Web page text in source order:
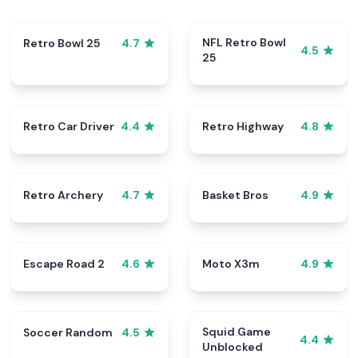
Retro Bowl 25 4.7
NFL Retro Bowl
25
4.5
Retro Car Driver 4.4 Retro Highway 4.8
Retro Archery 4.7 Basket Bros 4.9
Escape Road 2 4.6 Moto X3m 4.9
Soccer Random 4.5
Squid Game
Unblocked
4.4